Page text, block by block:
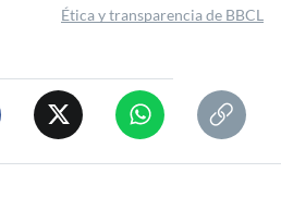
Ética y transparencia de BBCL